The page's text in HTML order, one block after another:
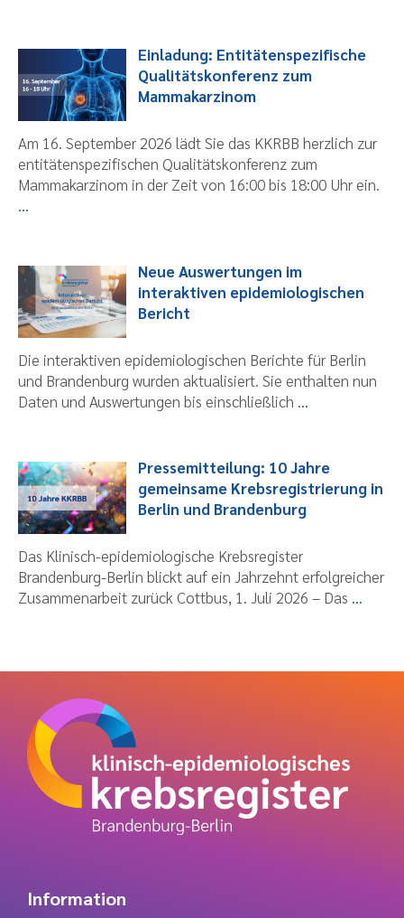
Einladung: Entitätenspezifische
Qualitätskonferenz zum
Mammakarzinom
Am 16. September 2026 lädt Sie das KKRBB herzlich zur
entitätenspezifischen Qualitätskonferenz zum
Mammakarzinom in der Zeit von 16:00 bis 18:00 Uhr ein.
...
Neue Auswertungen im
interaktiven epidemiologischen
Bericht
Die interaktiven epidemiologischen Berichte für Berlin
und Brandenburg wurden aktualisiert. Sie enthalten nun
Daten und Auswertungen bis einschließlich ...
Pressemitteilung: 10 Jahre
gemeinsame Krebsregistrierung in
Berlin und Brandenburg
Das Klinisch-epidemiologische Krebsregister
Brandenburg-Berlin blickt auf ein Jahrzehnt erfolgreicher
Zusammenarbeit zurück Cottbus, 1. Juli 2026 – Das ...
Information